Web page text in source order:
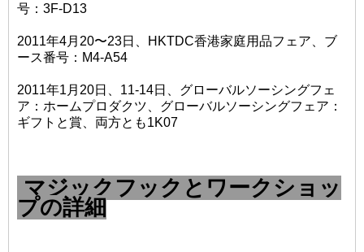
号：3F-D13
2011年4月20〜23日、HKTDC香港家庭用品フェア、ブ
ース番号：M4-A54
2011年1月20日、11-14日、グローバルソーシングフェ
ア：ホームプロダクツ、グローバルソーシングフェア：
ギフトと賞、両方とも1K07
マジックフックとワークショッ
プの詳細